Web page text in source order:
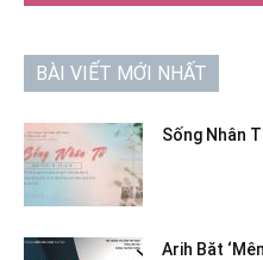
BÀI VIẾT MỚI NHẤT
Sống Nhân
Arih Băt